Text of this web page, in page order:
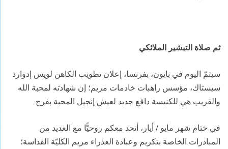
ثم صلاة التبشير الملائكي
سيتمّ اليوم في بايون، بفرنسا، إعلان تطويب الكاهن لويس إدوارد
سيستاك، مؤسس راهبات خادمات مريم؛ إن شهادته لمحبة الله
والقريب هي للكنيسة دافع جديد لعيش إنجيل المحبة بفرح.
في ختام شهر مايو / أيار، أتحد معكم روحيًّا مع العديد من
المبادرات الخاصة بتكريم وعبادة العذراء مريم الكليّة القداسة؛